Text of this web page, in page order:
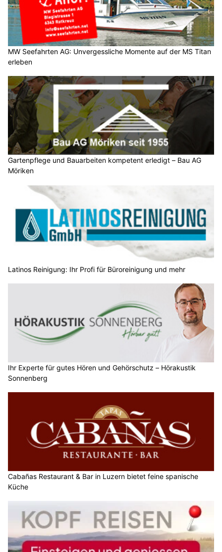
MW Seefahrten AG: Unvergessliche Momente auf der MS Titan
erleben
Gartenpflege und Bauarbeiten kompetent erledigt – Bau AG
Möriken
Latinos Reinigung: Ihr Profi für Büroreinigung und mehr
Ihr Experte für gutes Hören und Gehörschutz – Hörakustik
Sonnenberg
Cabañas Restaurant & Bar in Luzern bietet feine spanische
Küche